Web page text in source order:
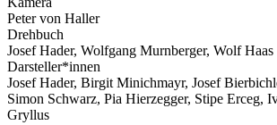
Peter von Haller
Drehbuch
Josef Hader, Wolfgang Murnberger, Wolf Haas
Darsteller*innen
Josef Hader, Birgit Minichmayr, Josef
Simon Schwarz, Pia Hierzegger, Stipe Erceg,
Gryllus